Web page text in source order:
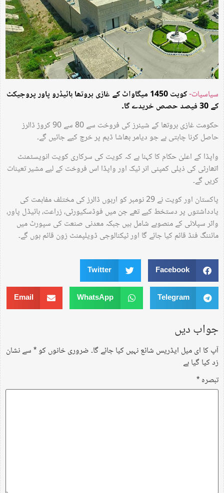
سیاسیات-
کویت 1450 میگاواٹ کے غازی بروتھا ہائیڈرو پاور پروجیکٹ
کے 30 فیصد حصص خریدے گا۔
حکومت غازی بروتھا کے شیئرز کی فروخت سے 80 سے 90 کروڑ ڈالرز
حاصل کرنا چاہتی ہے جو دیامر بھاشا ڈیم پر خرچ کیے جائیں گے۔
واپڈا کے اعلیٰ حکام کا کہنا ہے کہ کویت کی سرکاری کویت انویسٹمنٹ
اتھارٹی کی ذیلی کمپنی انر ٹیک اور واپڈا اس فروخت کے لیے مشیر تعینات
کریں گے۔
پاکستان اور کویت نے 29 نومبر کو اربوں ڈالرز کی مختلف مفاہمت کی
یادداشتوں پر دستخط کیے تھے جن میں فوڈسکیورٹی، زراعت، ہائیڈل پاور،
واٹر سپلائی کے منصوبے شامل ہیں جبکہ معدنی صنعت کی سپورٹ میں
مائننگ فنڈ قائم کیا جائے گا اور ٹیکنالوجی ڈویلپمنٹ زون قائم ہوں گے۔
Facebook
Twitter
Telegram
WhatsApp
Email
جواب دیں
آپ کا ای میل ایڈریس شائع نہیں کیا جائے گا۔ضروری خانوں کو*سے نشان
زد کیا گیا ہے
تبصرہ*